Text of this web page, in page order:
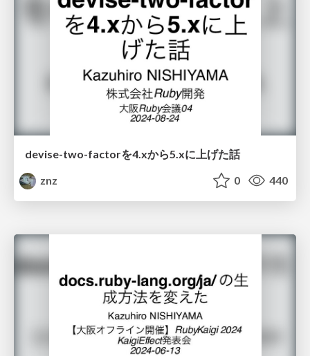
devise-two-factorを4.xから5.xに上げた話
znz
0 440